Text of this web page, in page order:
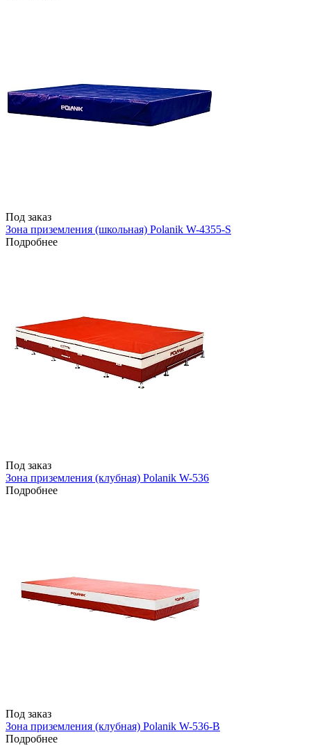
Под заказ
Зона приземления (школьная) Polanik W-4355-S
Подробнее
Под заказ
Зона приземления (клубная) Polanik W-536
Подробнее
Под заказ
Зона приземления (клубная) Polanik W-536-B
Подробнее